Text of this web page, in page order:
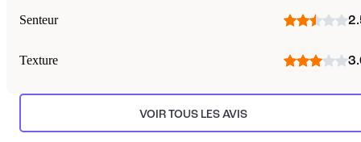
Senteur
Texture
VOIR TOUS LES AVIS